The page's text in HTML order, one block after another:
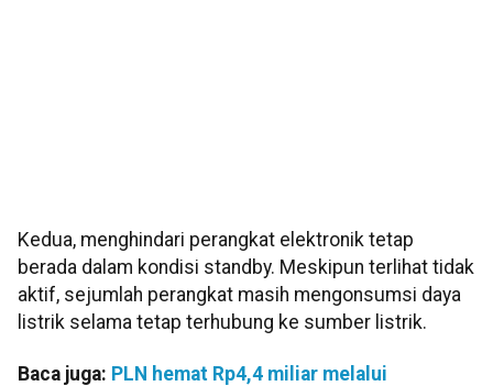
Kedua, menghindari perangkat elektronik tetap
berada dalam kondisi standby. Meskipun terlihat tidak
aktif, sejumlah perangkat masih mengonsumsi daya
listrik selama tetap terhubung ke sumber listrik.
Baca juga: PLN hemat Rp4,4 miliar melalui